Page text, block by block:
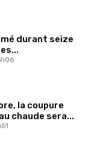
durant seize
la coupure
chaude sera...